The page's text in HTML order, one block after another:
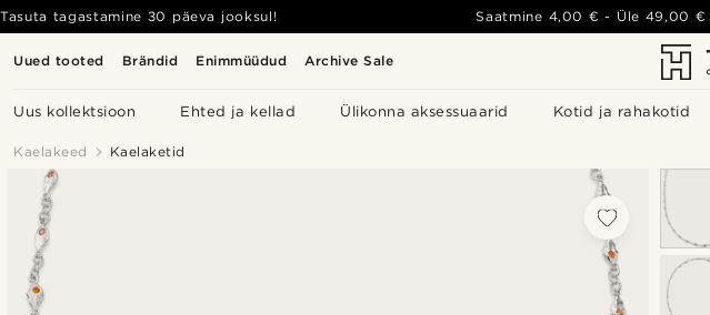
Uued tooted Brändid Enimmüüdud Archive Sale
Uus kollektsioon Ehted ja kellad Ülikonna aksessuaarid Kotid ja rahakotid
Tasuta tagastamine 30 päeva jooksul! Saatmine 4,00 € - Üle 49,00 €
Kaelakeed Kaelaketid